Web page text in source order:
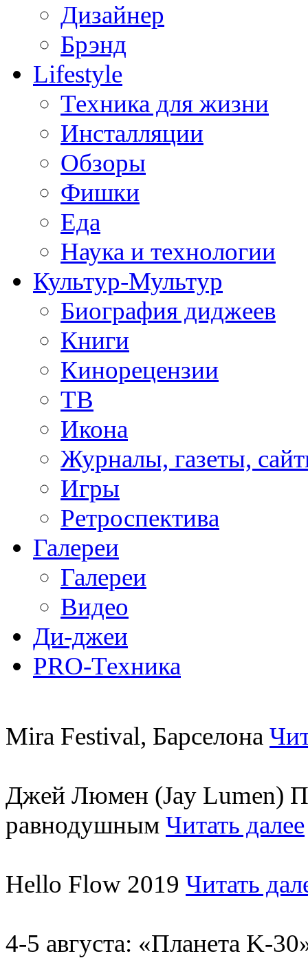
Дизайнер
Брэнд
Lifestyle
Техника для жизни
Инсталляции
Обзоры
Фишки
Еда
Наука и технологии
Культур-Мультур
Биография диджеев
Книги
Кинорецензии
ТВ
Икона
Журналы, газеты,
Игры
Ретроспектива
Галереи
Галереи
Видео
Ди-джеи
PRO-Техника
Mira Festival, Барселона
Джей Люмен (Jay Lumen)
равнодушным Читать далее
Hello Flow 2019 Читать
4-5 августа: «Планета K-